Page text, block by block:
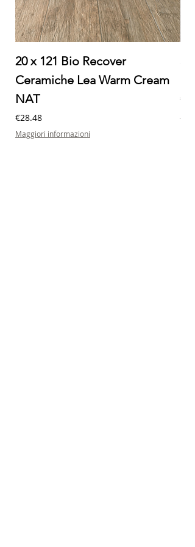
20 x 121 Bio Recover
Ceramiche Lea Warm Cream
NAT
Price
€28.48
Maggiori informazioni
Price